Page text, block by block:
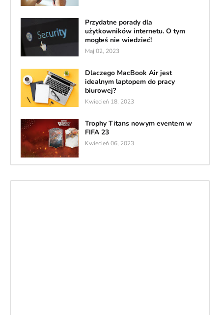
Przydatne porady dla
użytkowników internetu. O tym
mogłeś nie wiedzieć!
Maj 02, 2023
Dlaczego MacBook Air jest
idealnym laptopem do pracy
biurowej?
Kwiecień 18, 2023
Trophy Titans nowym eventem w
FIFA 23
Kwiecień 06, 2023